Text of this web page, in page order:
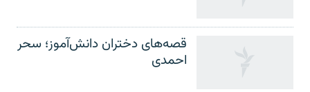
قصه‌های دختران دانش‌آموز؛ سحر
احمدی